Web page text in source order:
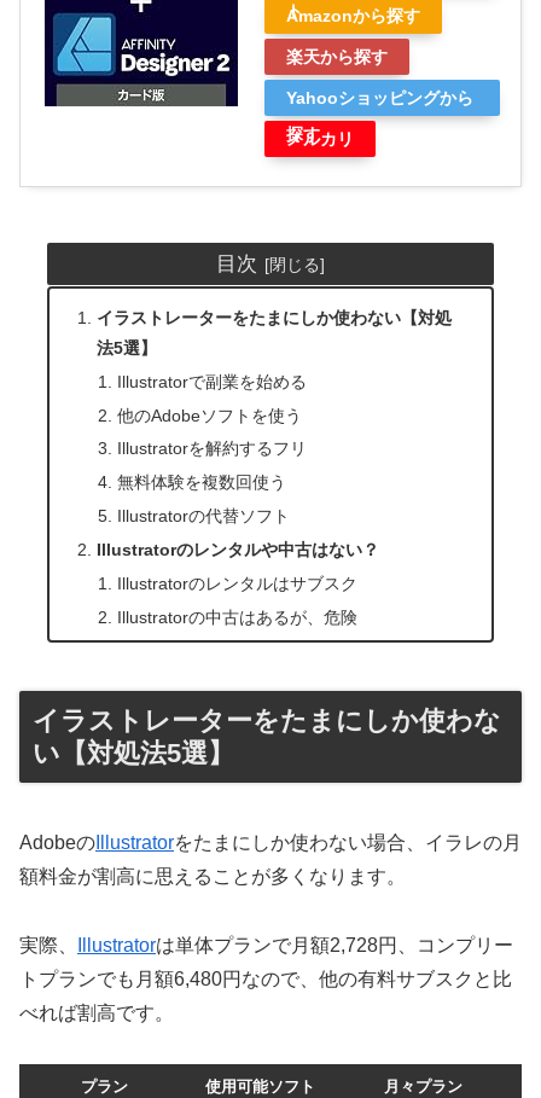
ト
Amazonから探す
楽天から探す
Yahooショッピングから
探す
メルカリ
目次
イラストレーターをたまにしか使わない【対処
法5選】
Illustratorで副業を始める
他のAdobeソフトを使う
Illustratorを解約するフリ
無料体験を複数回使う
Illustratorの代替ソフト
Illustratorのレンタルや中古はない？
Illustratorのレンタルはサブスク
Illustratorの中古はあるが、危険
イラストレーターをたまにしか使わな
い【対処法5選】
Adobeの Illustratorをたまにしか使わない場合、イラレの月
額料金が割高に思えることが多くなります。
実際、 Illustratorは単体プランで月額2,728円、コンプリー
トプランでも月額6,480円なので、他の有料サブスクと比
べれば割高です。
プラン 使用可能ソフト 月々プラン